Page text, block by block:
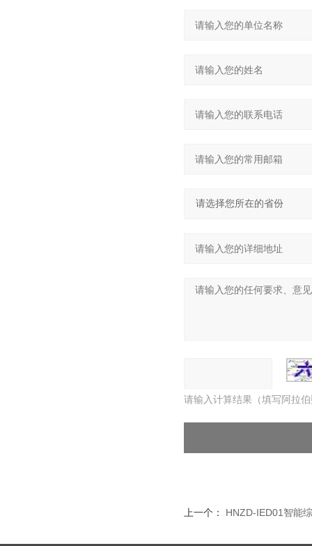
请输入计算结果（填写阿拉
上一个： HNZD-IED01智能